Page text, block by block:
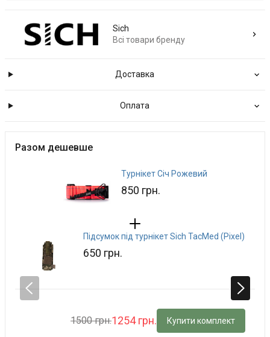
Sich
Всі товари бренду
Доставка
Оплата
Разом дешевше
Турнікет Січ Рожевий
850 грн.
Підсумок під турнікет Sich TacMed (Pixel)
650 грн.
1500 грн.1254 грн. Купити комплект